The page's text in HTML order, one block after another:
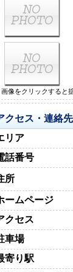
画像をクリックすると
クセス・連絡先
リア
話番号
所
ームページ
クセス
車場
寄り駅